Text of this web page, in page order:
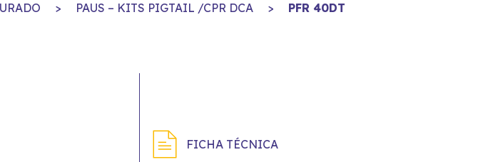
> PAUS – KITS PIGTAIL /CPR DCA > PFR 40DT
FICHA TÉCNICA